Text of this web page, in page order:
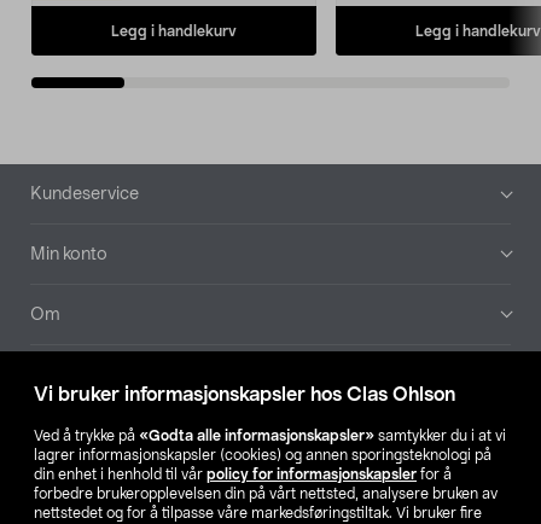
Vi bruker informasjonskapsler hos Clas Ohlson
Ved å trykke på «Godta alle informasjonskapsler» samtykker du i at vi
lagrer informasjonskapsler (cookies) og annen sporingsteknologi på
din enhet i henhold til vår policy for informasjonskapsler for å
forbedre brukeropplevelsen din på vårt nettsted, analysere bruken av
nettstedet og for å tilpasse våre markedsføringstiltak. Vi bruker fire
Legg i handlekurv Legg i handlekurv
Bunntekst
Kundeservice
Min konto
Om
Våre selskaper
Finn din butikk